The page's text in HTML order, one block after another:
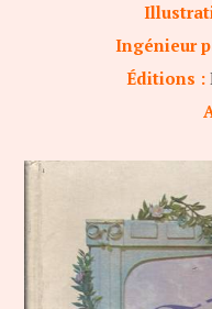
Ingénieur
Éditions :